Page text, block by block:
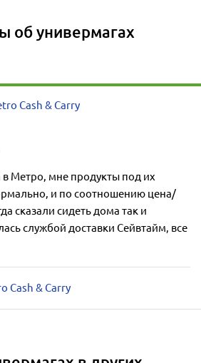
об универмагах
Cash & Carry
Метро, мне продукты под их
и по соотношению цена/
сказали сидеть дома так и
службой доставки Сейвтайм, все
Cash & Carry